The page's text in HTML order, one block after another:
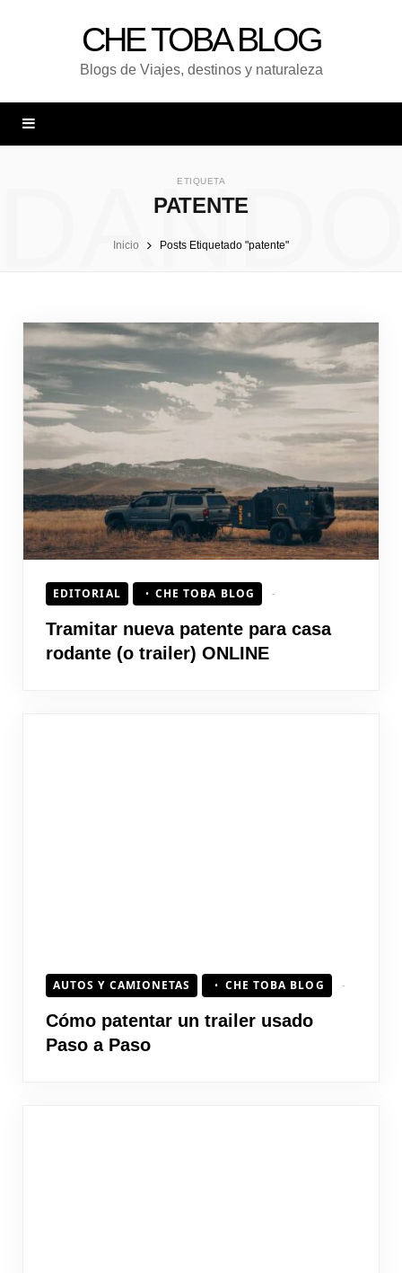
CHE TOBA BLOG
Blogs de Viajes, destinos y naturaleza
ETIQUETA
PATENTE
UNA
Inicio Posts Etiquetado "patente"
EDITORIAL CHE TOBA BLOG
Tramitar nueva patente para casa
rodante (o trailer) ONLINE
AUTOS Y CAMIONETAS CHE TOBA BLOG
Cómo patentar un trailer usado
Paso a Paso